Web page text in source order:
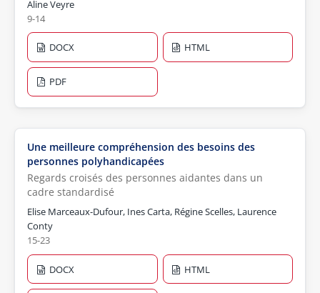
Aline Veyre
9-14
DOCX HTML
PDF
Une meilleure compréhension des besoins des
personnes polyhandicapées
Regards croisés des personnes aidantes dans un
cadre standardisé
Elise Marceaux-Dufour, Ines Carta, Régine Scelles, Laurence
Conty
15-23
DOCX HTML